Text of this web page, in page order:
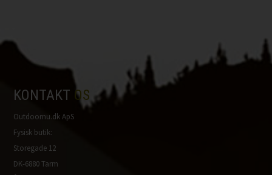
KONTAKT OS
Outdoornu.dk ApS
Fysisk butik:
Storegade 12
DK-6880 Tarm